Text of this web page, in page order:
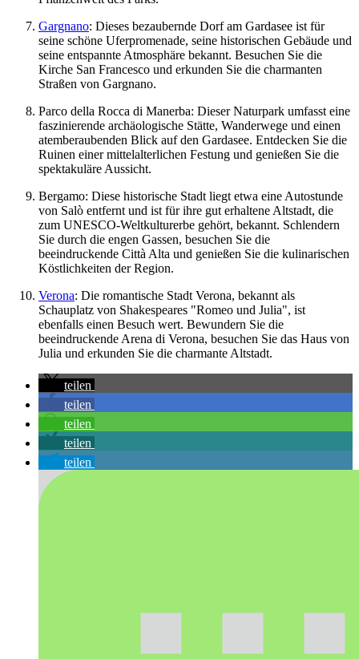
Gargnano: Dieses bezaubernde Dorf am Gardasee ist für
seine schöne Uferpromenade, seine historischen Gebäude und
seine entspannte Atmosphäre bekannt. Besuchen Sie die
Kirche San Francesco und erkunden Sie die charmanten
Straßen von Gargnano.
Parco della Rocca di Manerba: Dieser Naturpark umfasst eine
faszinierende archäologische Stätte, Wanderwege und einen
atemberaubenden Blick auf den Gardasee. Entdecken Sie die
Ruinen einer mittelalterlichen Festung und genießen Sie die
spektakuläre Aussicht.
Bergamo: Diese historische Stadt liegt etwa eine Autostunde
von Salò entfernt und ist für ihre gut erhaltene Altstadt, die
zum UNESCO-Weltkulturerbe gehört, bekannt. Schlendern
Sie durch die engen Gassen, besuchen Sie die
beeindruckende Città Alta und genießen Sie die kulinarischen
Köstlichkeiten der Region.
Verona: Die romantische Stadt Verona, bekannt als
Schauplatz von Shakespeares "Romeo und Julia", ist
ebenfalls einen Besuch wert. Bewundern Sie die
beeindruckende Arena di Verona, besuchen Sie das Haus von
Julia und erkunden Sie die charmante Altstadt.
teilen
teilen
teilen
teilen
teilen